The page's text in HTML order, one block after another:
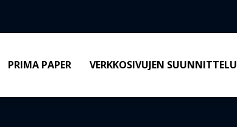
PRIMA PAPER VERKKOSIVUJEN SUUNNITTELU